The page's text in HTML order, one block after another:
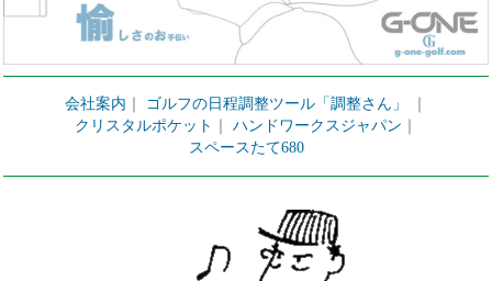
会社案内 ゴルフの日程調整ツール「調整さん」
クリスタルポケット
ハンドワークスジャパン
スペースたて680